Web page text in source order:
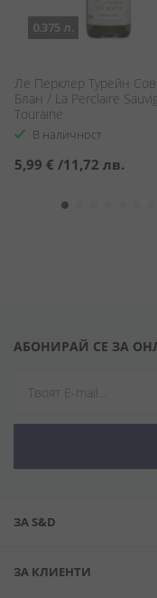
0.375 л.
Ле Перклер Турейн
Блан / La Perclaire
Touraine
В наличност
5,99 € /11,72 лв.
АБОНИРАЙ СЕ ЗА
ЗА S&D
ЗА КЛИЕНТИ